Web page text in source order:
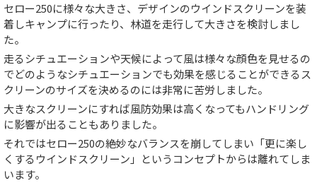
セロー250に様々な大きさ、デザインのウインドスクリーンを装
着しキャンプに行ったり、林道を走行して大きさを検討しまし
た。
走るシチュエーションや天候によって風は様々な顔色を見せるの
でどのようなシチュエーションでも効果を感じることができるス
クリーンのサイズを決めるのには非常に苦労しました。
大きなスクリーンにすれば風防効果は高くなってもハンドリング
に影響が出ることもありました。
それではセロー250の絶妙なバランスを崩してしまい「更に楽し
くするウインドスクリーン」というコンセプトからは離れてしま
います。